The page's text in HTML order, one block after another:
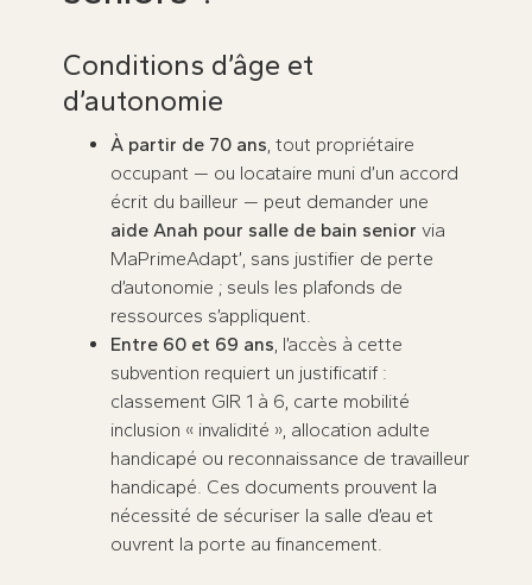
Conditions d’âge et
d’autonomie
À partir de 70 ans , tout propriétaire
occupant — ou locataire muni d’un accord
écrit du bailleur — peut demander une
aide Anah pour salle de bain senior via
MaPrimeAdapt’, sans justifier de perte
d’autonomie ; seuls les plafonds de
ressources s’appliquent.
Entre 60 et 69 ans , l’accès à cette
subvention requiert un justificatif :
classement GIR 1 à 6, carte mobilité
inclusion « invalidité », allocation adulte
handicapé ou reconnaissance de travailleur
handicapé. Ces documents prouvent la
nécessité de sécuriser la salle d’eau et
ouvrent la porte au financement.